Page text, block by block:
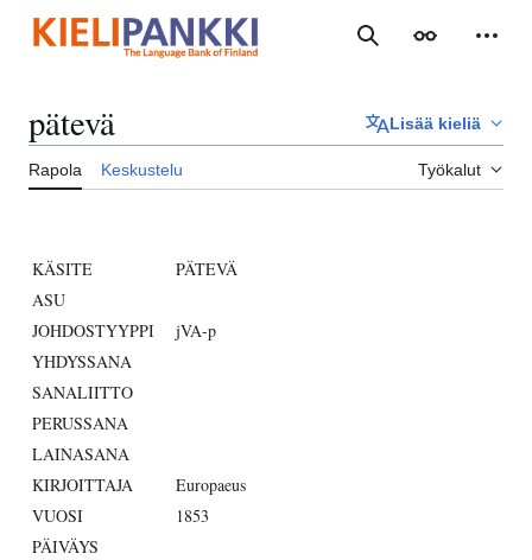
sisältöön
Haku Ulkoasu
pätevä Lisää kieliä
Rapola Keskustelu Työkalut
KÄSITE
PÄTEVÄ
ASU
JOHDOSTYYPPI
jVA-p
YHDYSSANA
SANALIITTO
PERUSSANA
LAINASANA
KIRJOITTAJA
Europaeus
VUOSI
1853
PÄIVÄYS